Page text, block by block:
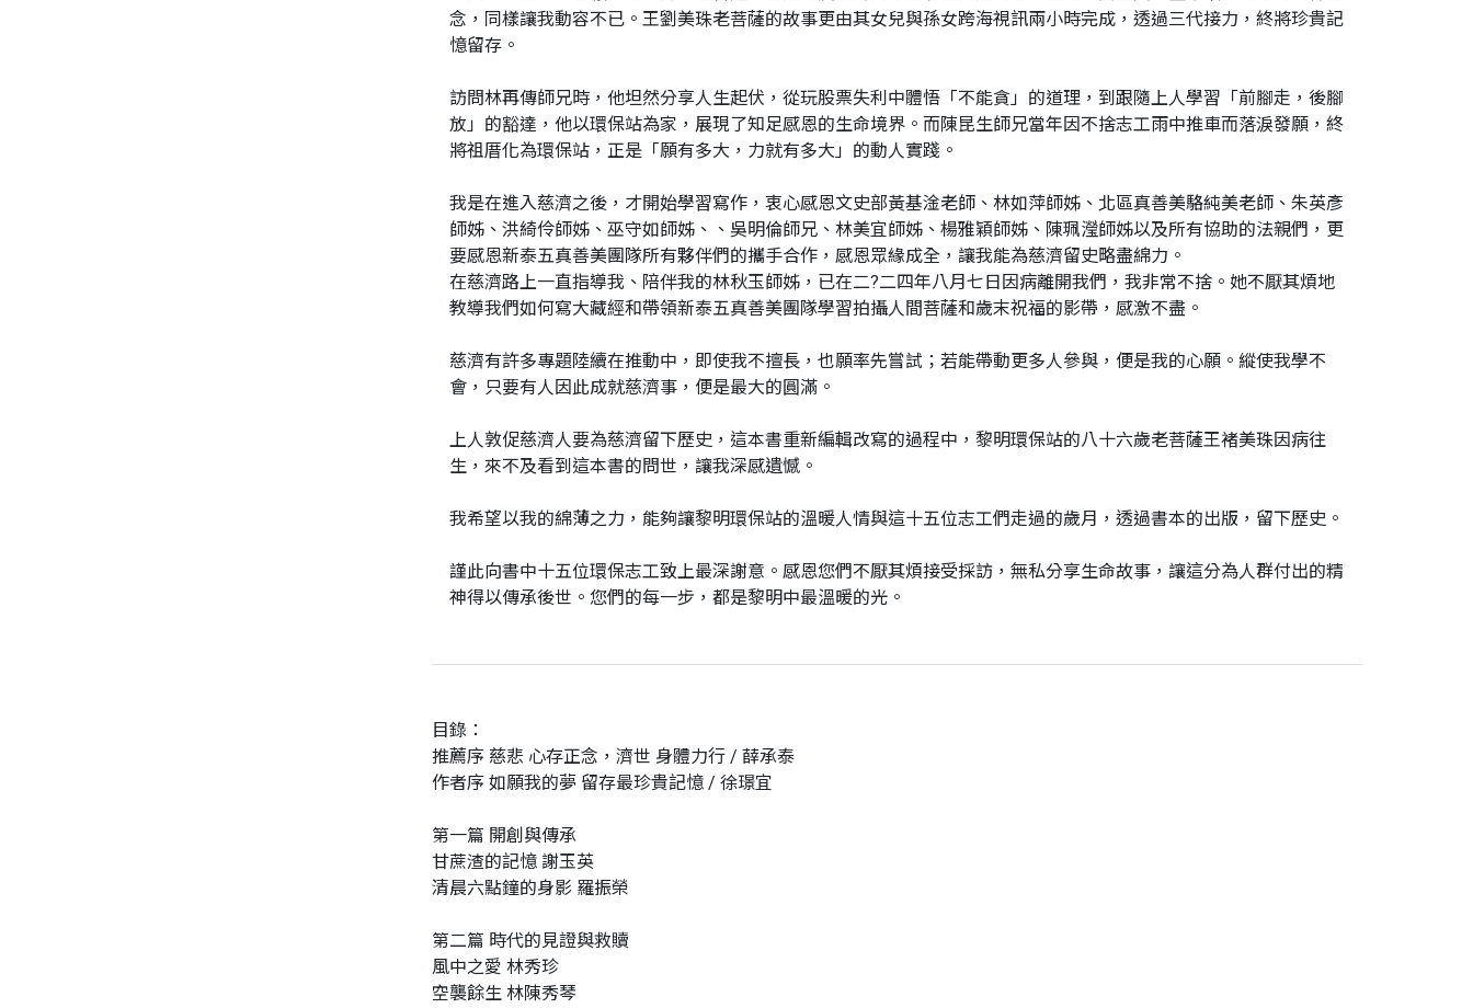
念，同樣讓我動容不已。王劉美珠老菩薩的故事更由其女兒與孫女跨海視訊兩小時完成，透過三代接力，終將珍貴記
憶留存。
訪問林再傳師兄時，他坦然分享人生起伏，從玩股票失利中體悟「不能貪」的道理，到跟隨上人學習「前腳走，後腳
放」的豁達，他以環保站為家，展現了知足感恩的生命境界。而陳昆生師兄當年因不捨志工雨中推車而落淚發願，終
將祖厝化為環保站，正是「願有多大，力就有多大」的動人實踐。
我是在進入慈濟之後，才開始學習寫作，衷心感恩文史部黃基淦老師、林如萍師姊、北區真善美駱純美老師、朱英彥
師姊、洪綺伶師姊、巫守如師姊、、吳明倫師兄、林美宜師姊、楊雅穎師姊、陳珮瀅師姊以及所有協助的法親們，更
要感恩新泰五真善美團隊所有夥伴們的攜手合作，感恩眾緣成全，讓我能為慈濟留史略盡綿力。
在慈濟路上一直指導我、陪伴我的林秋玉師姊，已在二?二四年八月七日因病離開我們，我非常不捨。她不厭其煩地
教導我們如何寫大藏經和帶領新泰五真善美團隊學習拍攝人間菩薩和歲末祝福的影帶，感激不盡。
慈濟有許多專題陸續在推動中，即使我不擅長，也願率先嘗試；若能帶動更多人參與，便是我的心願。縱使我學不
會，只要有人因此成就慈濟事，便是最大的圓滿。
上人敦促慈濟人要為慈濟留下歷史，這本書重新編輯改寫的過程中，黎明環保站的八十六歲老菩薩王褚美珠因病往
生，來不及看到這本書的問世，讓我深感遺憾。
我希望以我的綿薄之力，能夠讓黎明環保站的溫暖人情與這十五位志工們走過的歲月，透過書本的出版，留下歷史。
謹此向書中十五位環保志工致上最深謝意。感恩您們不厭其煩接受採訪，無私分享生命故事，讓這分為人群付出的精
神得以傳承後世。您們的每一步，都是黎明中最溫暖的光。
目錄：
推薦序 慈悲 心存正念，濟世 身體力行 / 薛承泰
作者序 如願我的夢 留存最珍貴記憶 / 徐璟宜
第一篇 開創與傳承
甘蔗渣的記憶 謝玉英
清晨六點鐘的身影 羅振榮
第二篇 時代的見證與救贖
風中之愛 林秀珍
空襲餘生 林陳秀琴